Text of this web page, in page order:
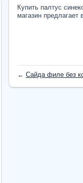
Купить палтус
магазин
← Сайда филе без